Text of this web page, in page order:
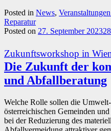
Posted in News,
Reparatur
Posted on 27. September 2023
Zukunftsworkshop in
Die Zukunft der
und Abfallberatung
Welche Rolle sollen die
österreichischen Gemeinden
bei der Reduzierung des